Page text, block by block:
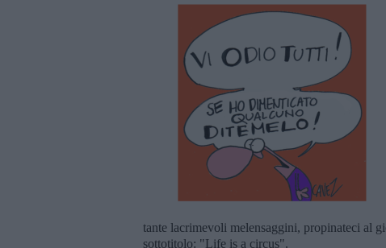
tante lacrimevoli melensaggini, propinateci al
sottotitolo: "Life is a circus".